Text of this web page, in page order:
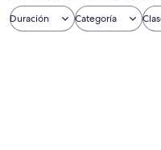
Duración Categoría